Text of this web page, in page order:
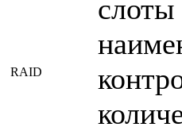
RAID